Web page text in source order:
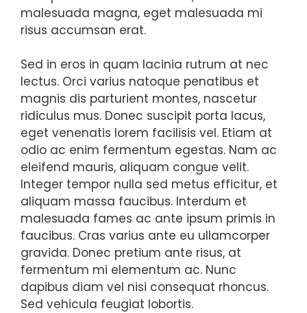
malesuada magna, eget malesuada mi
risus accumsan erat.
Sed in eros in quam lacinia rutrum at nec
lectus. Orci varius natoque penatibus et
magnis dis parturient montes, nascetur
ridiculus mus. Donec suscipit porta lacus,
eget venenatis lorem facilisis vel. Etiam at
odio ac enim fermentum egestas. Nam ac
eleifend mauris, aliquam congue velit.
Integer tempor nulla sed metus efficitur, et
aliquam massa faucibus. Interdum et
malesuada fames ac ante ipsum primis in
faucibus. Cras varius ante eu ullamcorper
gravida. Donec pretium ante risus, at
fermentum mi elementum ac. Nunc
dapibus diam vel nisi consequat rhoncus.
Sed vehicula feugiat lobortis.